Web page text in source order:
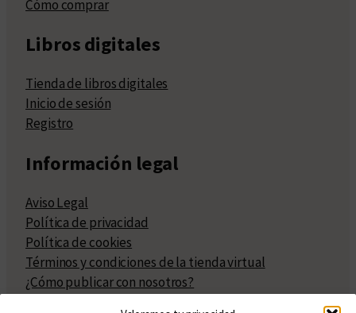
Cómo comprar
Libros digitales
Tienda de libros digitales
Inicio de sesión
Registro
Información legal
Aviso Legal
Política de privacidad
Política de cookies
Términos y condiciones de la tienda virtual
¿Cómo publicar con nosotros?